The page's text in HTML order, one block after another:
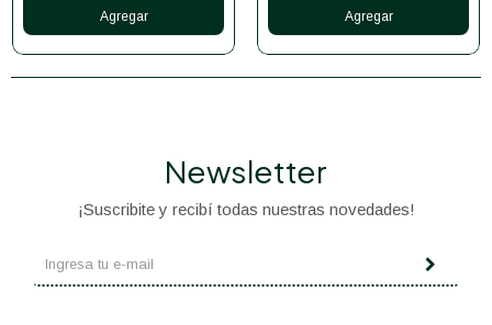
Newsletter
¡Suscribite y recibí todas nuestras novedades!